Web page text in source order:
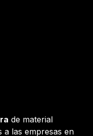
de material
a las empresas en